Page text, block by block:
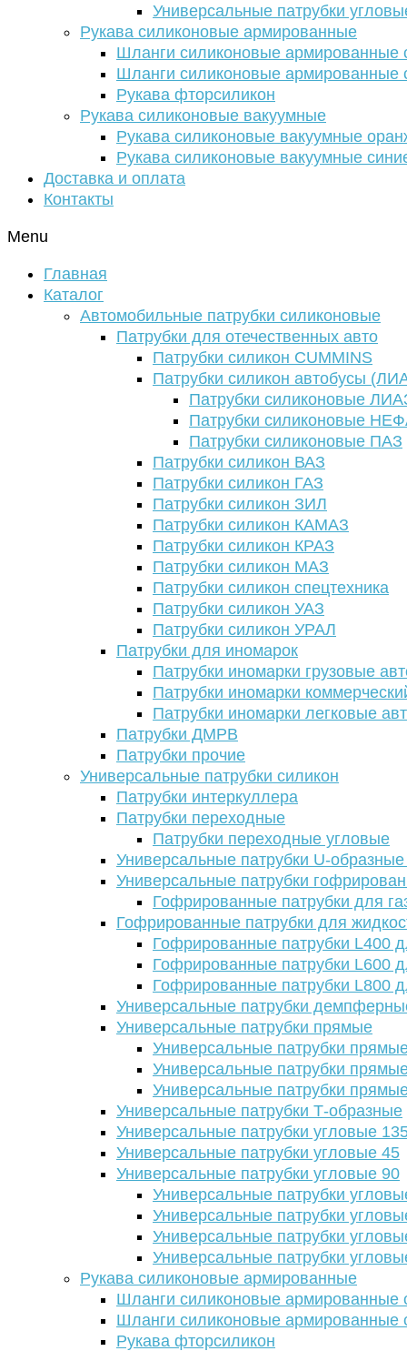
Универсальные патрубки
Рукава силиконовые армированные
Шланги силиконовые армированные
Шланги силиконовые армированные
Рукава фторсиликон
Рукава силиконовые вакуумные
Рукава силиконовые вакуумные
Рукава силиконовые вакуумные
Доставка и оплата
Контакты
Menu
Главная
Каталог
Автомобильные патрубки силиконовые
Патрубки для отечественных авто
Патрубки силикон CUMMINS
Патрубки силикон автобусы
Патрубки силиконовые
Патрубки силиконовые
Патрубки силиконовые ПАЗ
Патрубки силикон ВАЗ
Патрубки силикон ГАЗ
Патрубки силикон ЗИЛ
Патрубки силикон КАМАЗ
Патрубки силикон КРАЗ
Патрубки силикон МАЗ
Патрубки силикон спецтехника
Патрубки силикон УАЗ
Патрубки силикон УРАЛ
Патрубки для иномарок
Патрубки иномарки грузовые
Патрубки иномарки
Патрубки иномарки легковые
Патрубки ДМРВ
Патрубки прочие
Универсальные патрубки силикон
Патрубки интеркуллера
Патрубки переходные
Патрубки переходные угловые
Универсальные патрубки U-
Универсальные патрубки
Гофрированные патрубки для
Гофрированные патрубки для
Гофрированные патрубки L400
Гофрированные патрубки L600
Гофрированные патрубки L800
Универсальные патрубки
Универсальные патрубки прямые
Универсальные патрубки
Универсальные патрубки
Универсальные патрубки
Универсальные патрубки Т-образные
Универсальные патрубки угловые
Универсальные патрубки угловые 45
Универсальные патрубки угловые 90
Универсальные патрубки
Универсальные патрубки
Универсальные патрубки
Универсальные патрубки
Рукава силиконовые армированные
Шланги силиконовые армированные
Шланги силиконовые армированные
Рукава фторсиликон